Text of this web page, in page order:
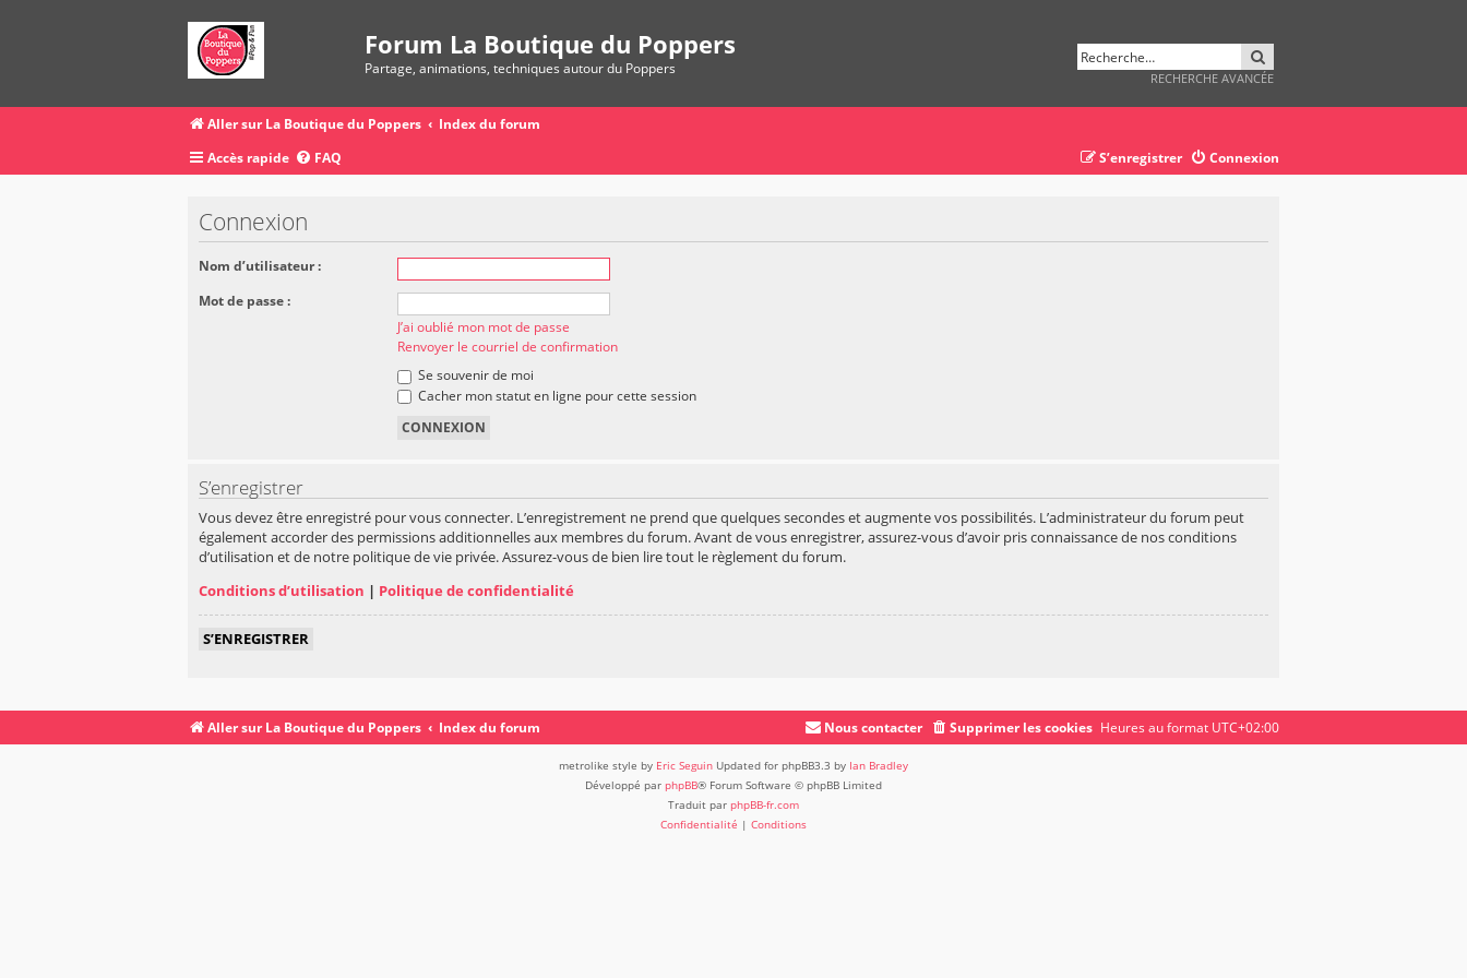
Forum La Boutique du Poppers
Partage, animations, techniques autour du Poppers
RECHERCHE AVANCÉE
Aller sur La Boutique du Poppers
Index du forum
Accès rapide
FAQ Connexion
S’enregistrer
Connexion
Nom d’utilisateur :
Mot de passe :
J’ai oublié mon mot de passe
Renvoyer le courriel de confirmation
Se souvenir de moi
Cacher mon statut en ligne pour cette session
S’enregistrer
Vous devez être enregistré pour vous connecter. L’enregistrement ne prend que quelques secondes et augmente vos possibilités. L’administrateur du forum peut
également accorder des permissions additionnelles aux membres du forum. Avant de vous enregistrer, assurez-vous d’avoir pris connaissance de nos conditions
d’utilisation et de notre politique de vie privée. Assurez-vous de bien lire tout le règlement du forum.
Conditions d’utilisation | Politique de confidentialité
S’ENREGISTRER
Aller sur La Boutique du Poppers Index du forum Heures au format UTC+02:00
Supprimer les cookies
Nous contacter
metrolike style by Eric Seguin Updated for phpBB3.3 by Ian Bradley
Développé par phpBB® Forum Software © phpBB Limited
Traduit par phpBB-fr.com
Confidentialité | Conditions